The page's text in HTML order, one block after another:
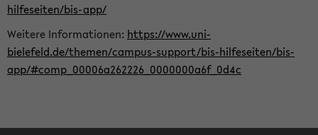
hilfeseiten/bis-app/
Weitere Informationen: https://www.uni-
bielefeld.de/themen/campus-support/bis-hilfeseiten/bis-
app/#comp_00006a262226_0000000a6f_0d4c